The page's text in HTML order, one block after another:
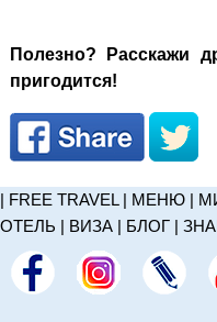
Полезно? Расскажи
пригодится!
| FREE TRAVEL| МЕНЮ |
ОТЕЛЬ | ВИЗА | БЛОГ |